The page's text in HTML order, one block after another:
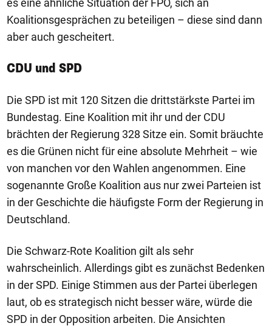
Koalitionsgesprächen zu beteiligen – diese sind dann
aber auch gescheitert.
CDU und SPD
Die SPD ist mit 120 Sitzen die drittstärkste Partei im
Bundestag. Eine Koalition mit ihr und der CDU
brächten der Regierung 328 Sitze ein. Somit bräuchte
es die Grünen nicht für eine absolute Mehrheit – wie
von manchen vor den Wahlen angenommen. Eine
sogenannte Große Koalition aus nur zwei Parteien ist
in der Geschichte die häufigste Form der Regierung in
Deutschland.
Die Schwarz-Rote Koalition gilt als sehr
wahrscheinlich. Allerdings gibt es zunächst Bedenken
in der SPD. Einige Stimmen aus der Partei überlegen
laut, ob es strategisch nicht besser wäre, würde die
SPD in der Opposition arbeiten. Die Ansichten